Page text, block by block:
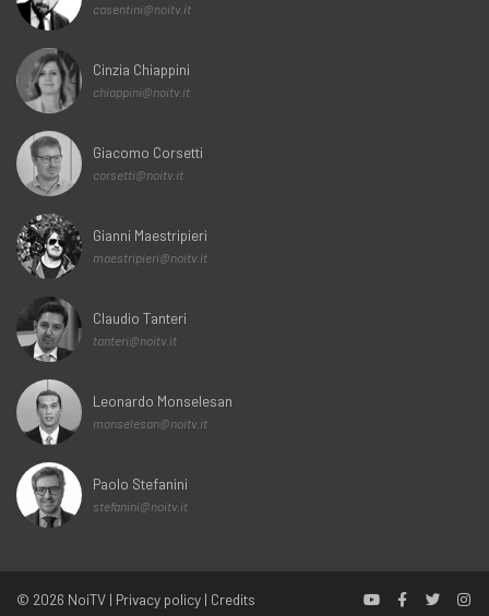
casentini@noitv.it
Cinzia Chiappini
chiappini@noitv.it
Giacomo Corsetti
corsetti@noitv.it
Gianni Maestripieri
maestripieri@noitv.it
Claudio Tanteri
tanteri@noitv.it
Leonardo Monselesan
monselesan@noitv.it
Paolo Stefanini
stefanini@noitv.it
© 2026 NoiTV | Privacy policy | Credits